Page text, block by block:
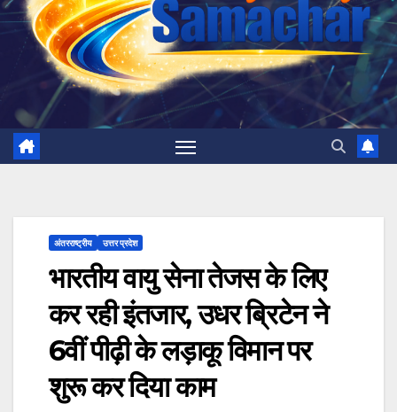
अंतरराष्ट्रीय उत्तर प्रदेश
भारतीय वायु सेना तेजस के लिए
कर रही इंतजार, उधर ब्रिटेन ने
6वीं पीढ़ी के लड़ाकू विमान पर
शुरू कर दिया काम